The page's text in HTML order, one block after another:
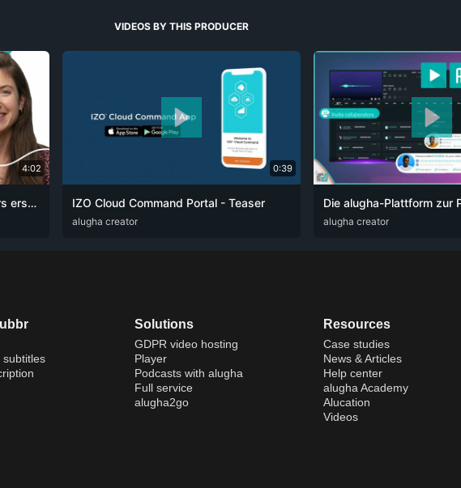
VIDEOS BY THIS PRODUCER
4:02
Mit Alugha reibungslos Voiceovers erstellen
0:39
IZO Cloud Command Portal - Teaser
ARA ENG FRA
alugha creator ARA DEU ENG
alugha creator
subtitles
Solutions
GDPR video hosting
Player
Podcasts with alugha
Full service
alugha2go
Resources
Case studies
News & Articles
Help center
alugha Academy
Alucation
Videos